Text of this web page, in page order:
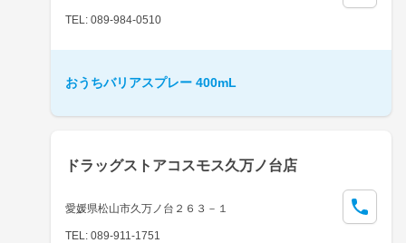
TEL: 089-984-0510
おうちバリアスプレー 400mL
ドラッグストアコスモス久万ノ台店
愛媛県松山市久万ノ台２６３－１
TEL: 089-911-1751